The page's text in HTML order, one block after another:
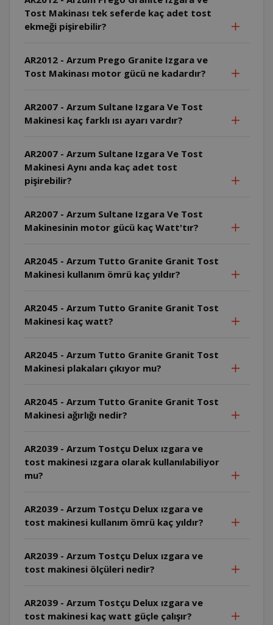
Tost Makinası tek seferde kaç adet tost
ekmeği pişirebilir?
AR2012 - Arzum Prego Granite Izgara ve
Tost Makinası motor gücü ne kadardır?
AR2007 - Arzum Sultane Izgara Ve Tost
Makinesi kaç farklı ısı ayarı vardır?
AR2007 - Arzum Sultane Izgara Ve Tost
Makinesi Aynı anda kaç adet tost
pişirebilir?
AR2007 - Arzum Sultane Izgara Ve Tost
Makinesinin motor gücü kaç Watt'tır?
AR2045 - Arzum Tutto Granite Granit Tost
Makinesi kullanım ömrü kaç yıldır?
AR2045 - Arzum Tutto Granite Granit Tost
Makinesi kaç watt?
AR2045 - Arzum Tutto Granite Granit Tost
Makinesi plakaları çıkıyor mu?
AR2045 - Arzum Tutto Granite Granit Tost
Makinesi ağırlığı nedir?
AR2039 - Arzum Tostçu Delux ızgara ve
tost makinesi ızgara olarak kullanılabiliyor
mu?
AR2039 - Arzum Tostçu Delux ızgara ve
tost makinesi kullanım ömrü kaç yıldır?
AR2039 - Arzum Tostçu Delux ızgara ve
tost makinesi ölçüleri nedir?
AR2039 - Arzum Tostçu Delux ızgara ve
tost makinesi kaç watt güçle çalışır?